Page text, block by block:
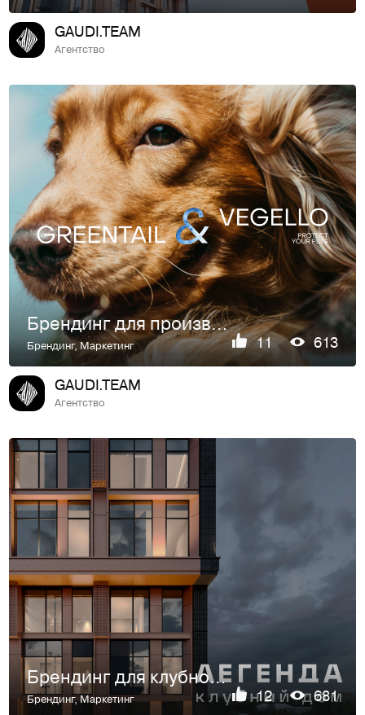
GAUDI.TEAM
Агентство
Брендинг для производителя корма для собак
Брендинг,Маркетинг 11 613
GAUDI.TEAM
Агентство
Брендинг для клубного дома «Легенда»
Брендинг,Маркетинг 12 681